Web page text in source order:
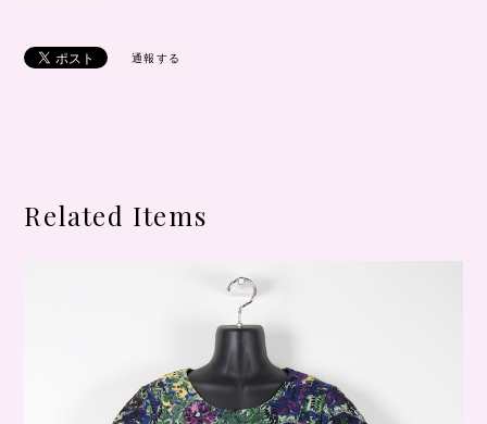
通報する
Related Items